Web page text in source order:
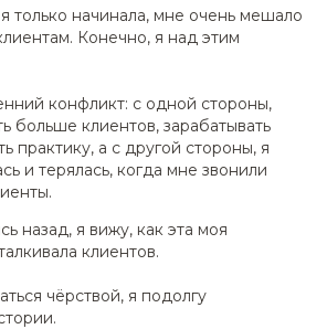
только начинала, мне очень мешало
Конечно, я над этим
конфликт: с одной стороны,
больше клиентов, зарабатывать
практику, а с другой стороны, я
и терялась, когда мне звонили
назад, я вижу, как эта моя
клиентов.
чёрствой, я подолгу